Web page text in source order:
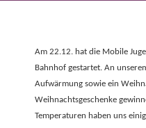
Am 22.12. hat die Mobile
Bahnhof gestartet. An
Aufwärmung sowie ein
Weihnachtsgeschenke
Temperaturen haben uns